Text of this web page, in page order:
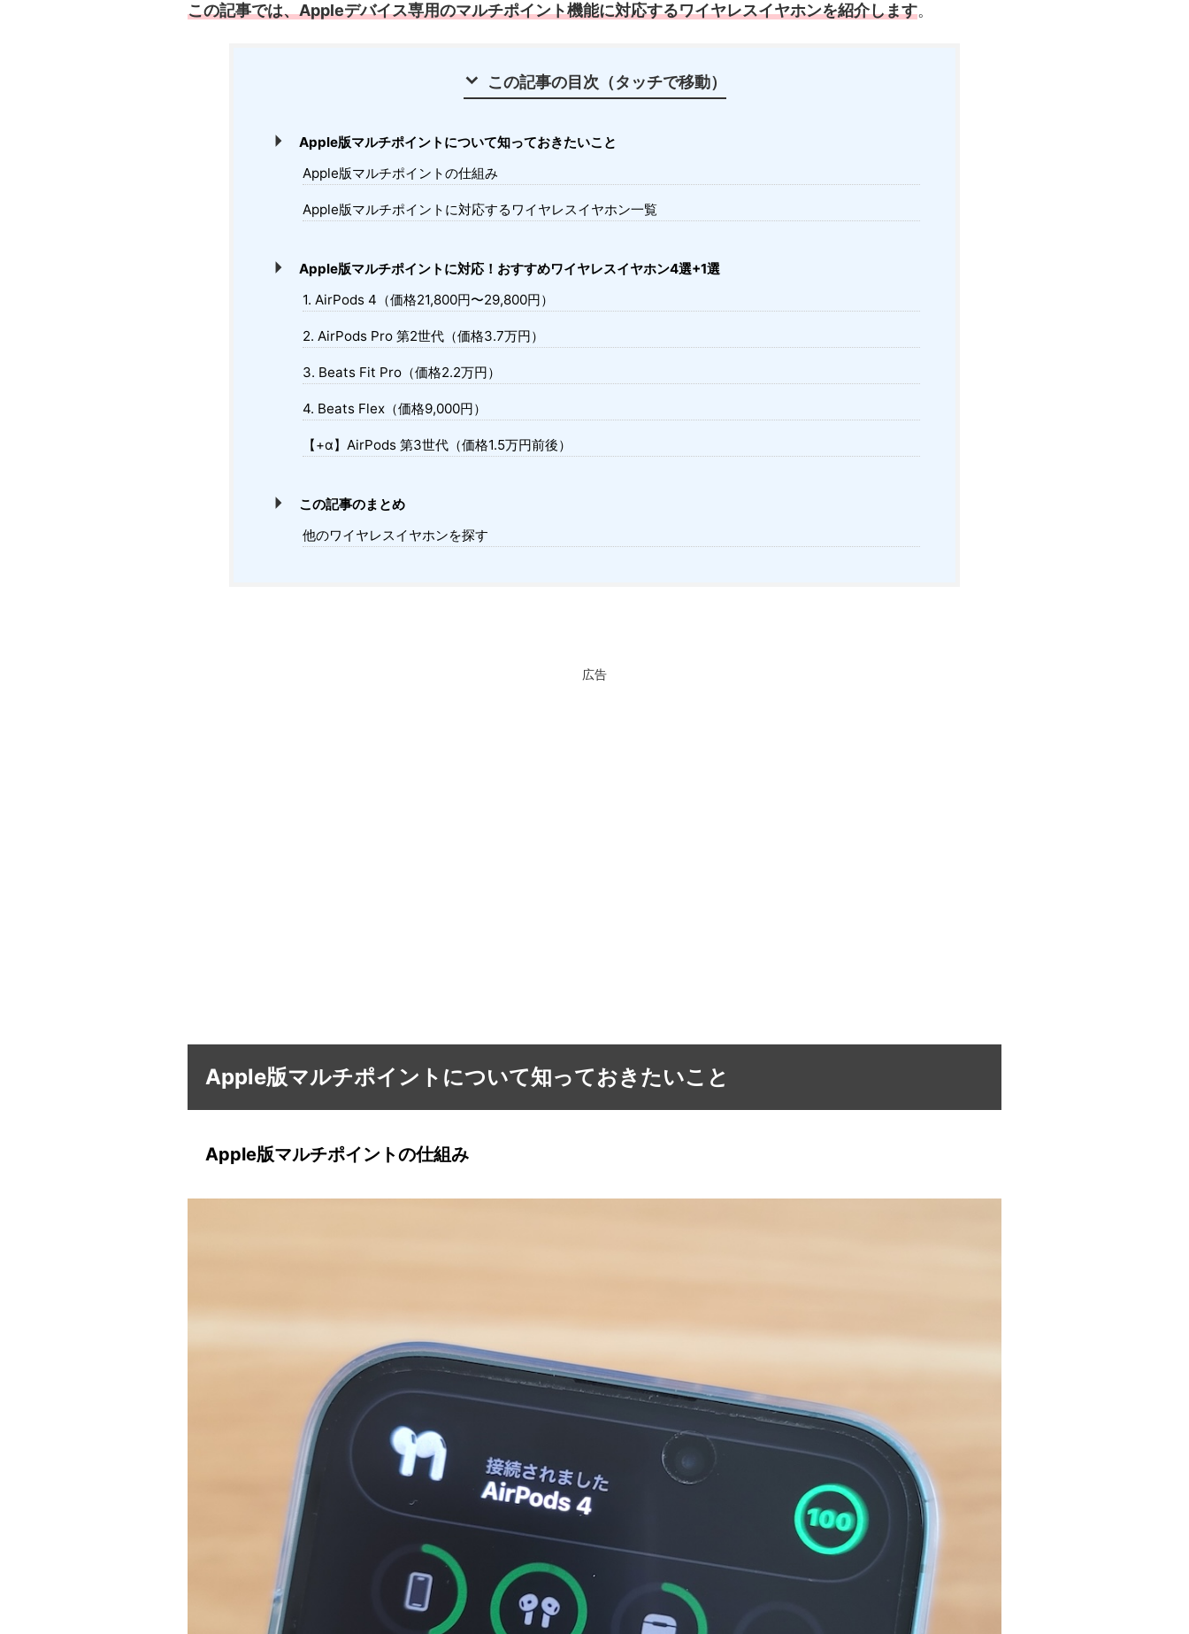
この記事では、Appleデバイス専用のマルチポイント機能に対応するワイヤレスイヤホンを紹介します。
この記事の目次（タッチで移動）
Apple版マルチポイントについて知っておきたいこと
Apple版マルチポイントの仕組み
Apple版マルチポイントに対応するワイヤレスイヤホン一覧
Apple版マルチポイントに対応！おすすめワイヤレスイヤホン4選+1選
1. AirPods 4（価格21,800円〜29,800円）
2. AirPods Pro 第2世代（価格3.7万円）
3. Beats Fit Pro（価格2.2万円）
4. Beats Flex（価格9,000円）
【+α】AirPods 第3世代（価格1.5万円前後）
この記事のまとめ
他のワイヤレスイヤホンを探す
広告
Apple版マルチポイントについて知っておきたいこと
Apple版マルチポイントの仕組み